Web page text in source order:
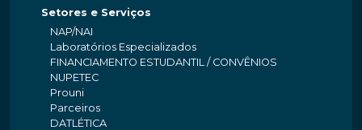
Setores e Serviços
NAP/NAI
Laboratórios Especializados
FINANCIAMENTO ESTUDANTIL / CONVÊNIOS
NUPETEC
Prouni
Parceiros
DATLÉTICA